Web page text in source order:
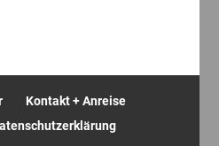
Kontakt + Anreise